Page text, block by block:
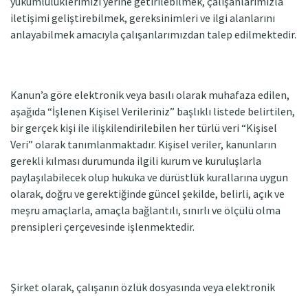
iletişimi geliştirebilmek, gereksinimleri ve ilgi alanlarını
anlayabilmek amacıyla çalışanlarımızdan talep edilmektedir.
Kanun’a göre elektronik veya basılı olarak muhafaza edilen,
aşağıda “İşlenen Kişisel Verileriniz” başlıklı listede belirtilen,
bir gerçek kişi ile ilişkilendirilebilen her türlü veri “Kişisel
Veri” olarak tanımlanmaktadır. Kişisel veriler, kanunların
gerekli kılması durumunda ilgili kurum ve kuruluşlarla
paylaşılabilecek olup hukuka ve dürüstlük kurallarına uygun
olarak, doğru ve gerektiğinde güncel şekilde, belirli, açık ve
meşru amaçlarla, amaçla bağlantılı, sınırlı ve ölçülü olma
prensipleri çerçevesinde işlenmektedir.
Şirket olarak, çalışanın özlük dosyasında veya elektronik